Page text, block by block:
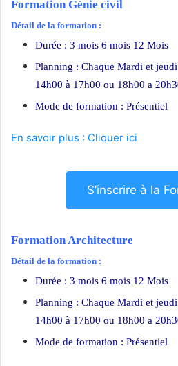
Formation Génie civil
Détail de la formation :
Durée : 3 mois 6 mois 12 Mois
Planning : Chaque Mardi et
14h00 à 17h00 ou 18h00 a
Mode de formation : Présentiel
En savoir plus : Cliquer ici
S’inscrire à la
Formation Architecture
Détail de la formation :
Durée : 3 mois 6 mois 12 Mois
Planning : Chaque Mardi et
14h00 à 17h00 ou 18h00 a
Mode de formation : Présentiel